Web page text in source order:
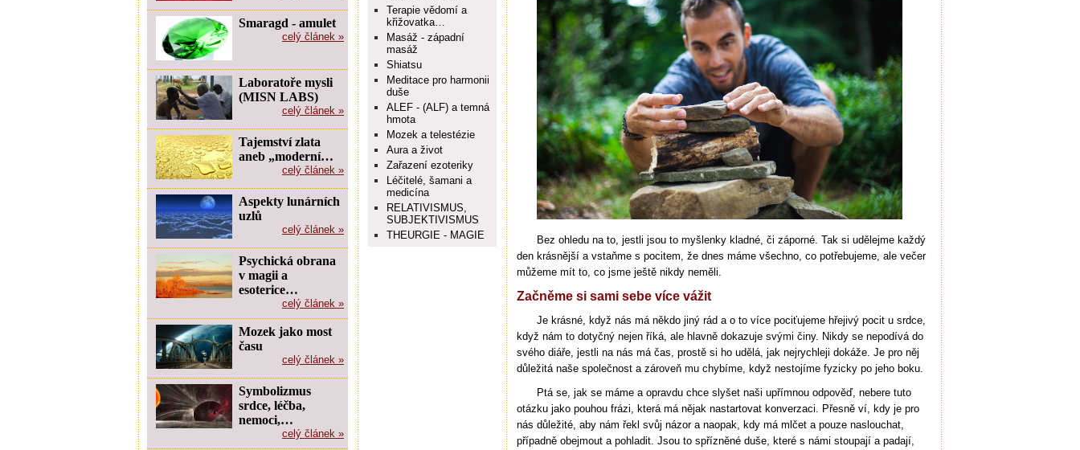
Bez ohledu na to, jestli jsou to myšlenky kladné, či záporné. Tak si udělejme každý
den krásnější a vstaňme s pocitem, že dnes máme všechno, co potřebujeme, ale večer
můžeme mít to, co jsme ještě nikdy neměli.
Začněme si sami sebe více vážit
Je krásné, když nás má někdo jiný rád a o to více pociťujeme hřejivý pocit u srdce,
když nám to dotyčný nejen říká, ale hlavně dokazuje svými činy. Nikdy se nepodívá do
svého diáře, jestli na nás má čas, prostě si ho udělá, jak nejrychleji dokáže. Je pro něj
důležitá naše společnost a zároveň mu chybíme, když nestojíme fyzicky po jeho boku.
Ptá se, jak se máme a opravdu chce slyšet naši upřímnou odpověď, nebere tuto
otázku jako pouhou frázi, která má nějak nastartovat konverzaci. Přesně ví, kdy je pro
nás důležité, aby nám řekl svůj názor a naopak, kdy má mlčet a pouze naslouchat,
případně obejmout a pohladit. Jsou to spřízněné duše, které s námi stoupají a padají,
Terapie vědomí a
křižovatka…
Masáž - západní
masáž
Shiatsu
Meditace pro harmonii
duše
ALEF - (ALF) a temná
hmota
Mozek a telestézie
Aura a život
Zařazení ezoteriky
Léčitelé, šamani a
medicína
RELATIVISMUS,
SUBJEKTIVISMUS
THEURGIE - MAGIE
Smaragd - amulet
celý článek »
Laboratoře mysli
(MISN LABS)
celý článek »
Tajemství zlata
aneb „moderní…
celý článek »
Aspekty lunárních
uzlů
celý článek »
Psychická obrana
v magii a
esoterice…
celý článek »
Mozek jako most
času
celý článek »
Symbolizmus
srdce, léčba,
nemoci,…
celý článek »